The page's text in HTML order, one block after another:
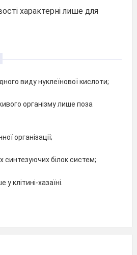
характерні лише для
виду нуклеїнової кислоти;
організму лише поза
організації;
синтезуючих білок систем;
клітині-хазаїні.